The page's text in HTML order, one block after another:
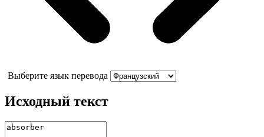
Выберите язык перевода
Исходный текст